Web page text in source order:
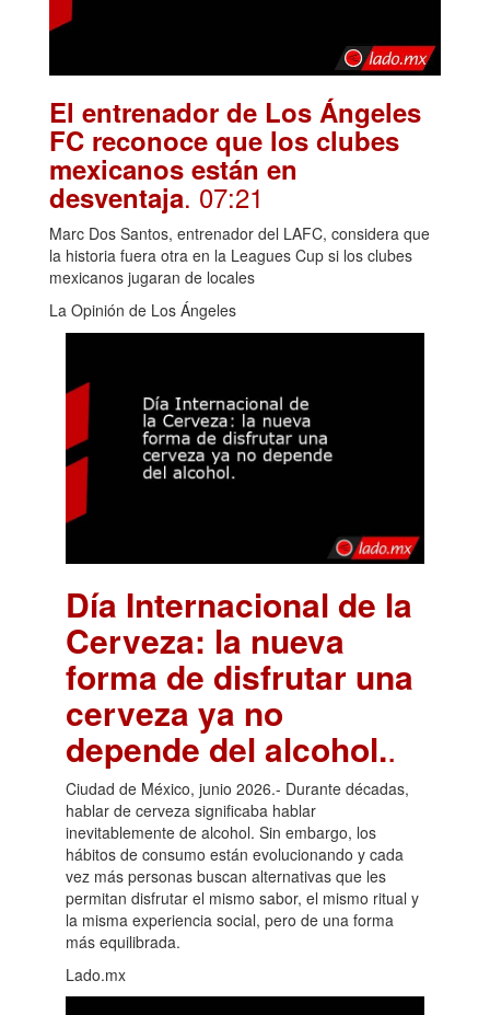
El entrenador de Los Ángeles
FC reconoce que los clubes
mexicanos están en
desventaja. 07:21
Marc Dos Santos, entrenador del LAFC, considera que
la historia fuera otra en la Leagues Cup si los clubes
mexicanos jugaran de locales
La Opinión de Los Ángeles
Día Internacional de la
Cerveza: la nueva
forma de disfrutar una
cerveza ya no
depende del alcohol..
Ciudad de México, junio 2026.- Durante décadas,
hablar de cerveza significaba hablar
inevitablemente de alcohol. Sin embargo, los
hábitos de consumo están evolucionando y cada
vez más personas buscan alternativas que les
permitan disfrutar el mismo sabor, el mismo ritual y
la misma experiencia social, pero de una forma
más equilibrada.
Lado.mx